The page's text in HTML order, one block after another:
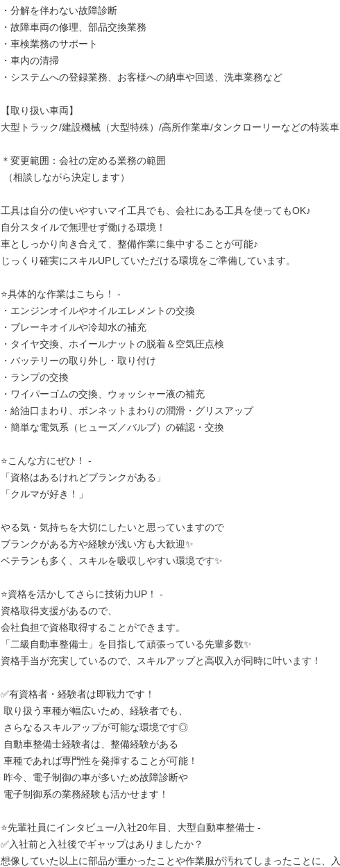
・分解を伴わない故障診断
・故障車両の修理、部品交換業務
・車検業務のサポート
・車内の清掃
・システムへの登録業務、お客様への納車や回送、洗車業務など
【取り扱い車両】
大型トラック/建設機械（大型特殊）/高所作業車/タンクローリーなどの特装車
＊変更範囲：会社の定める業務の範囲
工具は自分の使いやすいマイ工具でも、会社にある工具を使ってもOK♪
自分スタイルで無理せず働ける環境！
車としっかり向き合えて、整備作業に集中することが可能♪
じっくり確実にスキルUPしていただける環境をご準備しています。
⭐具体的な作業はこちら！ -
・エンジンオイルやオイルエレメントの交換
・ブレーキオイルや冷却水の補充
・タイヤ交換、ホイールナットの脱着＆空気圧点検
・バッテリーの取り外し・取り付け
・ランプの交換
・ワイパーゴムの交換、ウォッシャー液の補充
・給油口まわり、ボンネットまわりの潤滑・グリスアップ
・簡単な電気系（ヒューズ／バルブ）の確認・交換
⭐こんな方にぜひ！ -
「資格はあるけれどブランクがある」
「クルマが好き！」
やる気・気持ちを大切にしたいと思っていますので
ブランクがある方や経験が浅い方も大歓迎✨
ベテランも多く、スキルを吸収しやすい環境です✨
⭐資格を活かしてさらに技術力UP！ -
資格取得支援があるので、
会社負担で資格取得することができます。
「二級自動車整備士」を目指して頑張っている先輩多数✨
資格手当が充実しているので、スキルアップと高収入が同時に叶います！
✅有資格者・経験者は即戦力です！
⭐先輩社員にインタビュー/入社20年目、大型自動車整備士 -
✅入社前と入社後でギャップはありましたか？
想像していた以上に部品が重かったことや作業服が汚れてしまったことに、入